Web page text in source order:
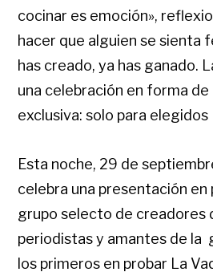
cocinar es emoción»,
hacer que alguien se sienta
has creado, ya has ganado.
una celebración en forma
exclusiva: solo para elegidos
Esta noche, 29 de
celebra una presentación en
grupo selecto de creadores
periodistas y amantes de la
los primeros en probar La